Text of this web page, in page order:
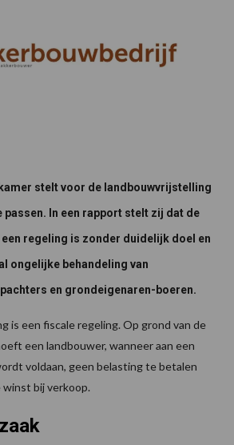
stelt voor de landbouwvrijstelling
passen. In een rapport stelt zij dat de
regeling is zonder duidelijk doel en
ongelijke behandeling van
en grondeigenaren-boeren.
is een fiscale regeling. Op grond van de
een landbouwer, wanneer aan een
voldaan, geen belasting te betalen
bij verkoop.